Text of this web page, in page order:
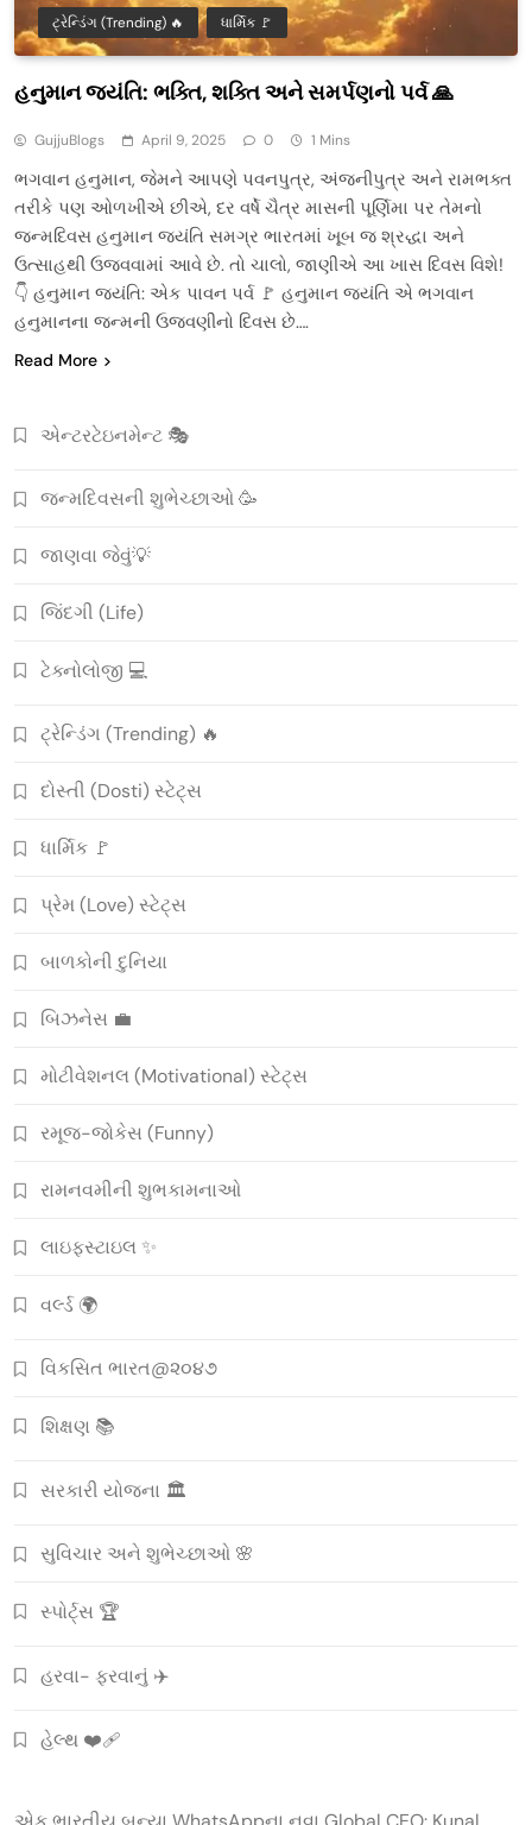
ટ્રેન્ડિંગ (Trending) 🔥 ધાર્મિક 🚩
હનુમાન જયંતિ: ભક્તિ, શક્તિ અને સમર્પણનો પર્વ 🙏
GujjuBlogs April 9, 2025 0 1 Mins
ભગવાન હનુમાન, જેમને આપણે પવનપુત્ર, અંજનીપુત્ર અને રામભક્ત
તરીકે પણ ઓળખીએ છીએ, દર વર્ષે ચૈત્ર માસની પૂર્ણિમા પર તેમનો
જન્મદિવસ હનુમાન જયંતિ સમગ્ર ભારતમાં ખૂબ જ શ્રદ્ધા અને
ઉત્સાહથી ઉજવવામાં આવે છે. તો ચાલો, જાણીએ આ ખાસ દિવસ વિશે!
👇 હનુમાન જયંતિ: એક પાવન પર્વ 🚩 હનુમાન જયંતિ એ ભગવાન
હનુમાનના જન્મની ઉજવણીનો દિવસ છે….
Read More
એન્ટરટેઇનમેન્ટ 🎭
જન્મદિવસની શુભેચ્છાઓ 🥳
જાણવા જેવું💡
જિંદગી (Life)
ટેક્નોલોજી 💻
ટ્રેન્ડિંગ (Trending) 🔥
દોસ્તી (Dosti) સ્ટેટ્સ
ધાર્મિક 🚩
પ્રેમ (Love) સ્ટેટ્સ
બાળકોની દુનિયા
બિઝનેસ 💼
મોટીવેશનલ (Motivational) સ્ટેટ્સ
રમૂજ-જોકેસ (Funny)
રામનવમીની શુભકામનાઓ
લાઇફસ્ટાઇલ ✨
વર્લ્ડ 🌍
વિકસિત ભારત@૨૦૪૭
શિક્ષણ 📚
સરકારી યોજના 🏛️
સુવિચાર અને શુભેચ્છાઓ 🌸
સ્પોર્ટ્સ 🏆
હરવા- ફરવાનું ✈️
હેલ્થ ❤️‍🩹